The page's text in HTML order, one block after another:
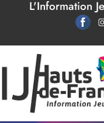
Panneau de gestion des
L'Information